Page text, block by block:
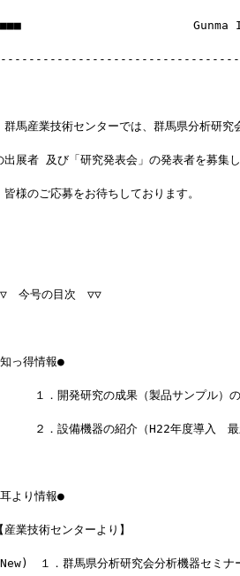
　　　　　　　　　　　　　　　
群馬産業技術センターでは、群馬県分析研究
出展者 及び「研究発表会」の発表者を募集し
皆様のご応募をお待ちしております。
　今号の目次　▽▽
っ得情報●
１．開発研究の成果（製品サンプル）の
２．設備機器の紹介（H22年度導入　最
より情報●
【産業技術センターより】
New)　１．群馬県分析研究会分析機器セミ